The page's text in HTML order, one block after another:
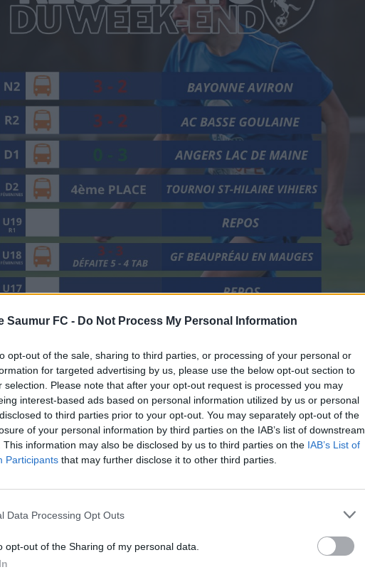
Saumur FC - Do Not Process My Personal Information
opt-out of the sale, sharing to third parties, or processing of your personal or
for targeted advertising by us, please use the below opt-out section to
selection. Please note that after your opt-out request is processed you may
interest-based ads based on personal information utilized by us or personal
to third parties prior to your opt-out. You may separately opt-out of the
of your personal information by third parties on the IAB’s list of downstream
This information may also be disclosed by us to third parties on the IAB’s List of
Participants that may further disclose it to other third parties.
Data Processing Opt Outs
opt-out of the Sharing of my personal data.